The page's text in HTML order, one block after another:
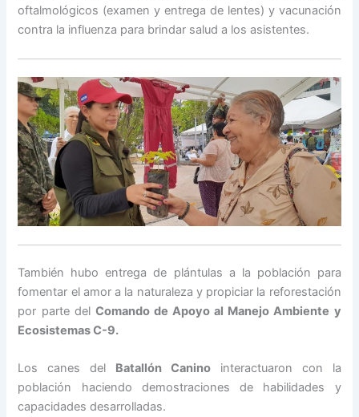
oftalmológicos (examen y entrega de lentes) y vacunación
contra la influenza para brindar salud a los asistentes.
También hubo entrega de plántulas a la población para
fomentar el amor a la naturaleza y propiciar la reforestación
por parte del Comando de Apoyo al Manejo Ambiente y
Ecosistemas C-9.
Los canes del Batallón Caninointeractuaron con la
población haciendo demostraciones de habilidades y
capacidades desarrolladas.